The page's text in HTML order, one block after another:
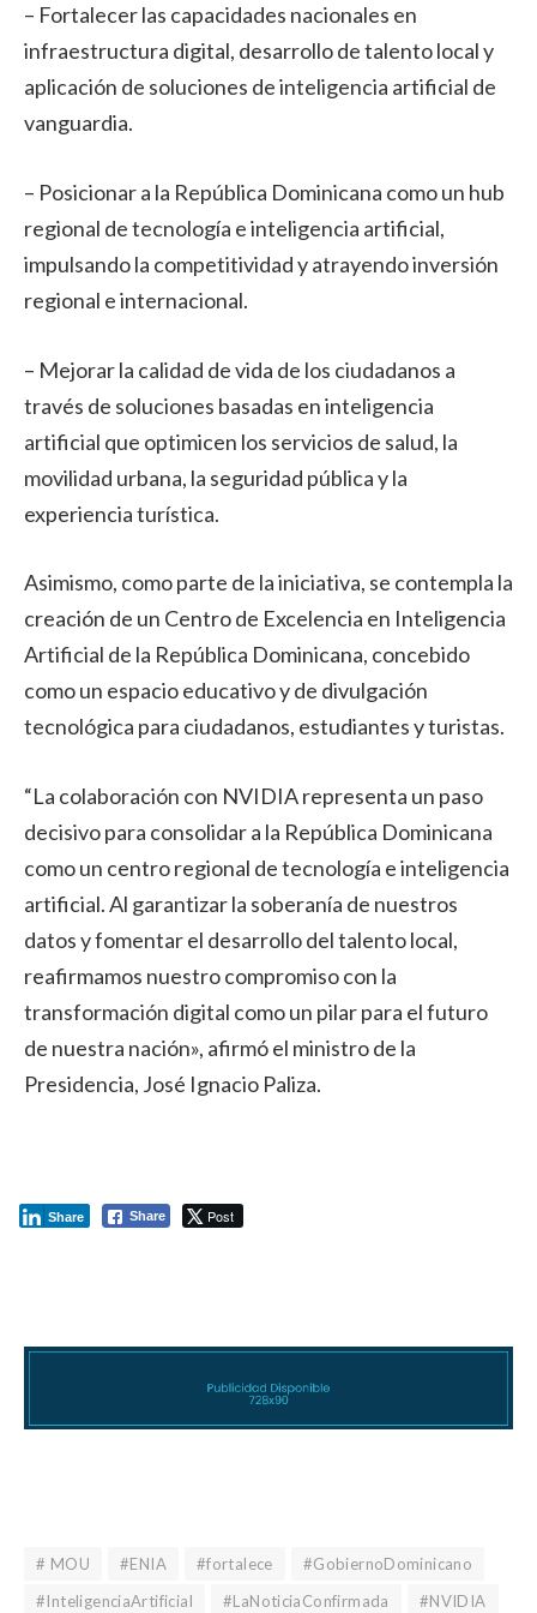
– Fortalecer las capacidades nacionales en
infraestructura digital, desarrollo de talento local y
aplicación de soluciones de inteligencia artificial de
vanguardia.
– Posicionar a la República Dominicana como un hub
regional de tecnología e inteligencia artificial,
impulsando la competitividad y atrayendo inversión
regional e internacional.
– Mejorar la calidad de vida de los ciudadanos a
través de soluciones basadas en inteligencia
artificial que optimicen los servicios de salud, la
movilidad urbana, la seguridad pública y la
experiencia turística.
Asimismo, como parte de la iniciativa, se contempla la
creación de un Centro de Excelencia en Inteligencia
Artificial de la República Dominicana, concebido
como un espacio educativo y de divulgación
tecnológica para ciudadanos, estudiantes y turistas.
“La colaboración con NVIDIA representa un paso
decisivo para consolidar a la República Dominicana
como un centro regional de tecnología e inteligencia
artificial. Al garantizar la soberanía de nuestros
datos y fomentar el desarrollo del talento local,
reafirmamos nuestro compromiso con la
transformación digital como un pilar para el futuro
de nuestra nación», afirmó el ministro de la
Presidencia, José Ignacio Paliza.
Share Post
Share
# MOU #ENIA #fortalece
#GobiernoDominicano
#InteligenciaArtificial
#LaNoticiaConfirmada
#NVIDIA